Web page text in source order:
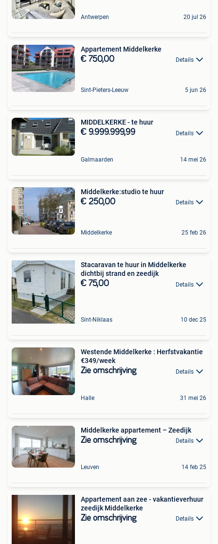
Antwerpen 20 jul 26
Appartement Middelkerke
€ 750,00 Details
Sint-Pieters-Leeuw 5 jun 26
MIDDELKERKE - te huur
€ 9.999.999,99 Details
Galmaarden 14 mei 26
Middelkerke:studio te huur
€ 250,00 Details
Middelkerke 25 feb 26
Stacaravan te huur in Middelkerke
dichtbij strand en zeedijk
€ 75,00 Details
Sint-Niklaas 10 dec 25
Westende Middelkerke : Herfstvakantie
€349/week
Zie omschrijving Details
Halle 31 mei 26
Middelkerke appartement – Zeedijk
Zie omschrijving Details
Leuven 14 feb 25
Appartement aan zee - vakantieverhuur
zeedijk Middelkerke
Zie omschrijving Details